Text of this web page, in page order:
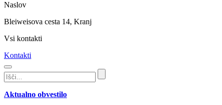
Naslov
Bleiweisova cesta 14, Kranj
Vsi kontakti
Kontakti
Aktualno obvestilo